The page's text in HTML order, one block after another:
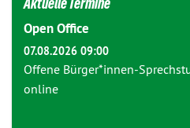
Open Office
07.08.2026 09:00
Offene Bürger*innen-
online